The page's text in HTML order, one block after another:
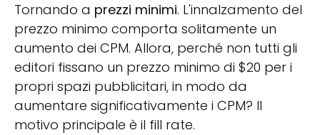
Tornando a prezzi minimi. L'innalzamento del
prezzo minimo comporta solitamente un
aumento dei CPM. Allora, perché non tutti gli
editori fissano un prezzo minimo di $20 per i
propri spazi pubblicitari, in modo da
aumentare significativamente i CPM? Il
motivo principale è il fill rate.